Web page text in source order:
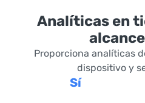
Analíticas en
Proporciona analíticas
dispositivo y
Sí